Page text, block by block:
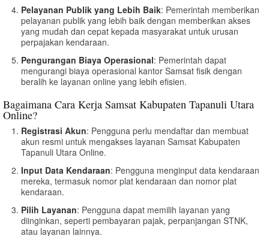
Pelayanan Publik yang Lebih Baik: Pemerintah memberikan
pelayanan publik yang lebih baik dengan memberikan akses
yang mudah dan cepat kepada masyarakat untuk urusan
perpajakan kendaraan.
Pengurangan Biaya Operasional: Pemerintah dapat
mengurangi biaya operasional kantor Samsat fisik dengan
beralih ke layanan online yang lebih efisien.
Bagaimana Cara Kerja Samsat Kabupaten Tapanuli Utara
Online?
Registrasi Akun: Pengguna perlu mendaftar dan membuat
akun resmi untuk mengakses layanan Samsat Kabupaten
Tapanuli Utara Online.
Input Data Kendaraan: Pengguna menginput data kendaraan
mereka, termasuk nomor plat kendaraan dan nomor plat
kendaraan.
Pilih Layanan: Pengguna dapat memilih layanan yang
diinginkan, seperti pembayaran pajak, perpanjangan STNK,
atau layanan lainnya.